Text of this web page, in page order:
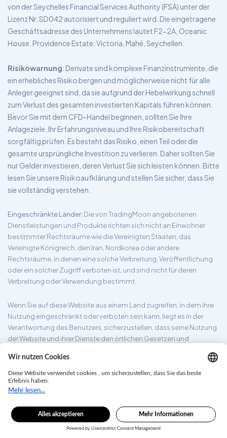
von der Seychelles Financial Services Authority (FSA) unter der
Lizenz Nr. SD042 autorisiert und reguliert wird. Die eingetragene
Geschäftsadresse des Unternehmens lautet F2-2A, Oceanic
House, Providence Estate, Victoria, Mahé, Seychellen.
Risikowarnung: Derivate sind komplexe Finanzinstrumente, die
ein erhebliches Risiko bergen und möglicherweise nicht für alle
Anleger geeignet sind, da sie aufgrund der Hebelwirkung schnell
zum Verlust des gesamten investierten Kapitals führen können.
Bevor Sie mit dem CFD-Handel beginnen, sollten Sie Ihre
Anlageziele, Ihr Erfahrungsniveau und Ihre Risikobereitschaft
sorgfältig prüfen. Es besteht das Risiko, einen Teil oder die
gesamte ursprüngliche Investition zu verlieren. Daher sollten Sie
nur Gelder investieren, deren Verlust Sie sich leisten können. Bitte
lesen Sie unsere Risikoaufklärung und stellen Sie sicher, dass Sie
sie vollständig verstehen.
Eingeschränkte Länder: Die von TradingMoon angebotenen
Dienstleistungen und Produkte richten sich nicht an Einwohner
bestimmter Rechtsräume wie die Vereinigten Staaten, das
Vereinigte Königreich, den Iran, Nordkorea oder andere
Rechtsräume, in denen eine solche Verbreitung, Veröffentlichung
oder ein solcher Zugriff verboten ist, und sind nicht für deren
Verbreitung oder Verwendung bestimmt.
Wenn Sie auf diese Website aus einem Land zugreifen, in dem ihre
Nutzung eingeschränkt oder verboten sein kann, liegt es in der
Verantwortung des Benutzers, sicherzustellen, dass seine Nutzung
der Website und ihrer Dienste den örtlichen Gesetzen und
seiner Website bereitgestellten Informationen für alle
Rechtsgebiete geeignet sind.
tradingmoon.com ©2026. Alle Rechte vorbehalten.